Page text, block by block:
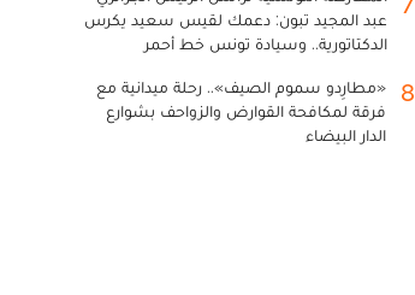
عبد المجيد تبون: دعمك لقيس سعيد يكرس
الدكتاتورية.. وسيادة تونس خط أحمر
8
«مطارِدو سموم الصيف».. رحلة ميدانية مع
فرقة لمكافحة القوارض والزواحف بشوارع
الدار البيضاء